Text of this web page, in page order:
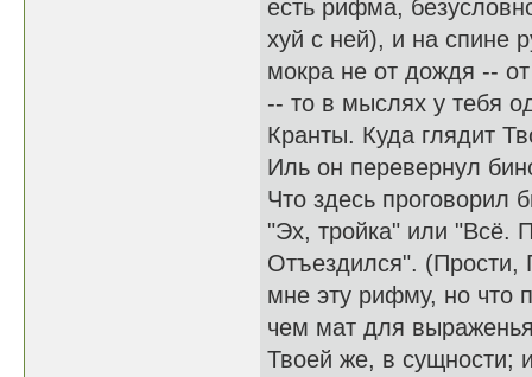
есть рифма,
хуй с ней), и на спине
мокра не от дождя --
-- то в мыслях у тебя
Кранты. Куда глядит
Иль он перевернул
Что здесь проговорил
"Эх, тройка" или "Всё.
Отъездился". (Прости,
мне эту рифму, но что
чем мат для
Твоей же, в сущности;